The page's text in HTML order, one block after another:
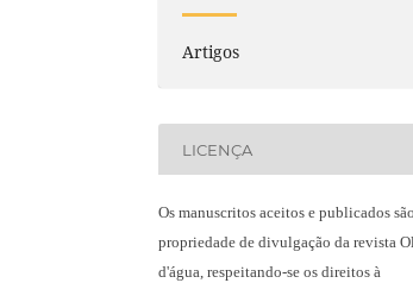
Artigos
LICENÇA
Os manuscritos aceitos e publicados
propriedade de divulgação da revista
d'água, respeitando-se os direitos à